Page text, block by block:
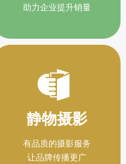
助力企业提升销量
静物摄影
有品质的摄影服务
让品牌传播更广